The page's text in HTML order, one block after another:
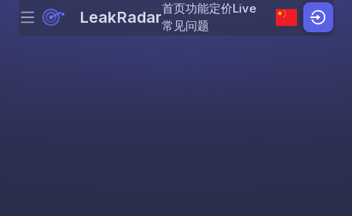
Skip to content
Menu LeakRadar首页功能定价Live
常见问题